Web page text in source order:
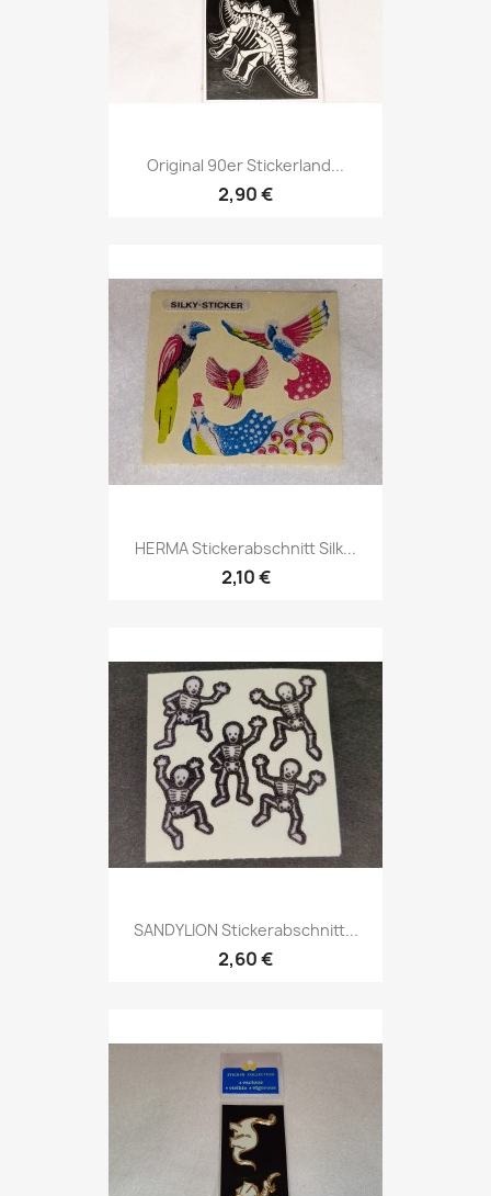
Original 90er Stickerland...
2,90 €
HERMA Stickerabschnitt Silk...
2,10 €
SANDYLION Stickerabschnitt...
2,60 €